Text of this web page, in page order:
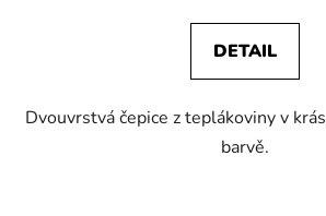
DETAIL
Dvouvrstvá čepice z teplákoviny v
barvě.